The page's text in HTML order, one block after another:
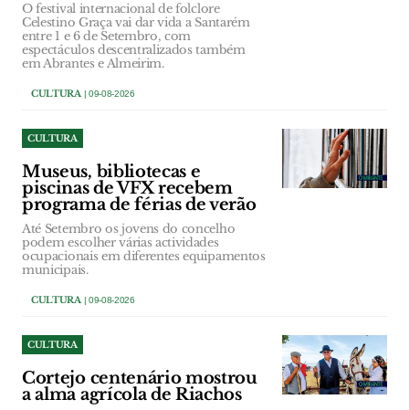
O festival internacional de folclore
Celestino Graça vai dar vida a Santarém
entre 1 e 6 de Setembro, com
espectáculos descentralizados também
em Abrantes e Almeirim.
CULTURA| 09-08-2026
CULTURA
Museus, bibliotecas e
piscinas de VFX recebem
programa de férias de verão
Até Setembro os jovens do concelho
podem escolher várias actividades
ocupacionais em diferentes equipamentos
municipais.
CULTURA| 09-08-2026
CULTURA
Cortejo centenário mostrou
a alma agrícola de Riachos